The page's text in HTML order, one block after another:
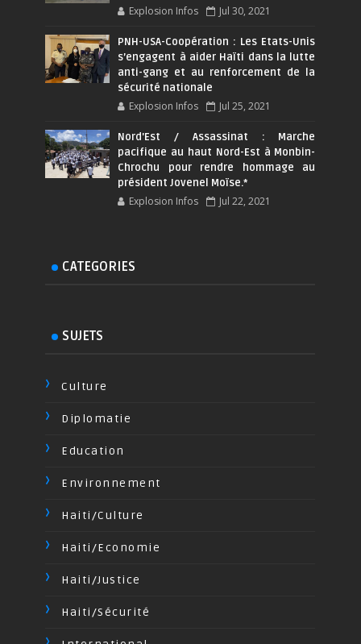
Explosion Infos Jul 30, 2021
PNH-USA-Coopération : Les Etats-Unis
s’engagent à aider Haïti dans la lutte
anti-gang et au renforcement de la
sécurité nationale
Explosion Infos Jul 25, 2021
Nord'Est / Assassinat : Marche
pacifique au haut Nord-Est à Monbin-
Chrochu pour rendre hommage au
président Jovenel Moïse.*
Explosion Infos Jul 22, 2021
CATEGORIES
SUJETS
Culture
Diplomatie
Education
Environnement
Haiti/Culture
Haiti/Economie
Haiti/Justice
Haiti/Sécurité